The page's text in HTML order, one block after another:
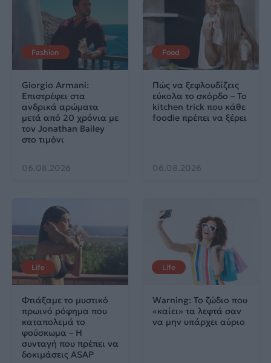
Fashion
Giorgio Armani:
Επιστρέφει στα
ανδρικά αρώματα
μετά από 20 χρόνια με
τον Jonathan Bailey
στο τιμόνι
06.08.2026
Food
Πώς να ξεφλουδίζεις
εύκολα το σκόρδο – Το
kitchen trick που κάθε
foodie πρέπει να ξέρει
06.08.2026
Life
Φτιάξαμε το μυστικό
πρωινό ρόφημα που
καταπολεμά το
φούσκωμα – Η
συνταγή που πρέπει να
δοκιμάσεις ASAP
Life
Warning: Το ζώδιο που
«καίει» τα λεφτά σαν
να μην υπάρχει αύριο